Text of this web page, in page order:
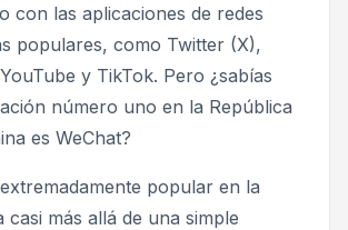
con las aplicaciones de redes
populares, como Twitter (X),
y TikTok. Pero ¿sabías
número uno en la República
es WeChat?
popular en la
casi más allá de una simple